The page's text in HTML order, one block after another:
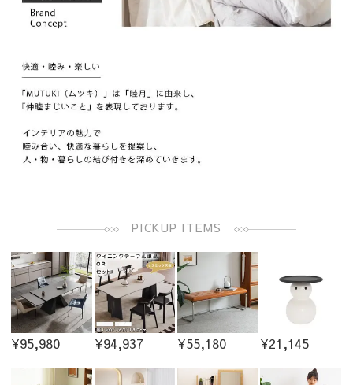
PICKUP ITEMS
¥95,980 ¥94,937 ¥55,180 ¥21,145